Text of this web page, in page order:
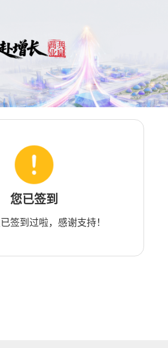
您已签到
签到过啦，感谢支持！